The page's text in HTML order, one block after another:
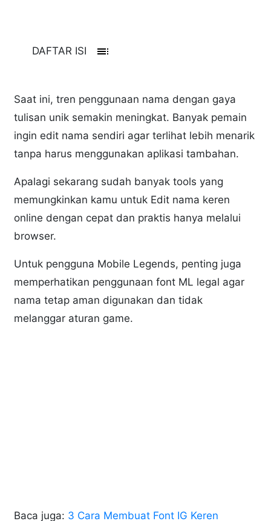
DAFTAR ISI toc
Saat ini, tren penggunaan nama dengan gaya
tulisan unik semakin meningkat. Banyak pemain
ingin edit nama sendiri agar terlihat lebih menarik
tanpa harus menggunakan aplikasi tambahan.
Apalagi sekarang sudah banyak tools yang
memungkinkan kamu untuk Edit nama keren
online dengan cepat dan praktis hanya melalui
browser.
Untuk pengguna Mobile Legends, penting juga
memperhatikan penggunaan font ML legal agar
nama tetap aman digunakan dan tidak
melanggar aturan game.
Baca juga: 3 Cara Membuat Font IG Keren